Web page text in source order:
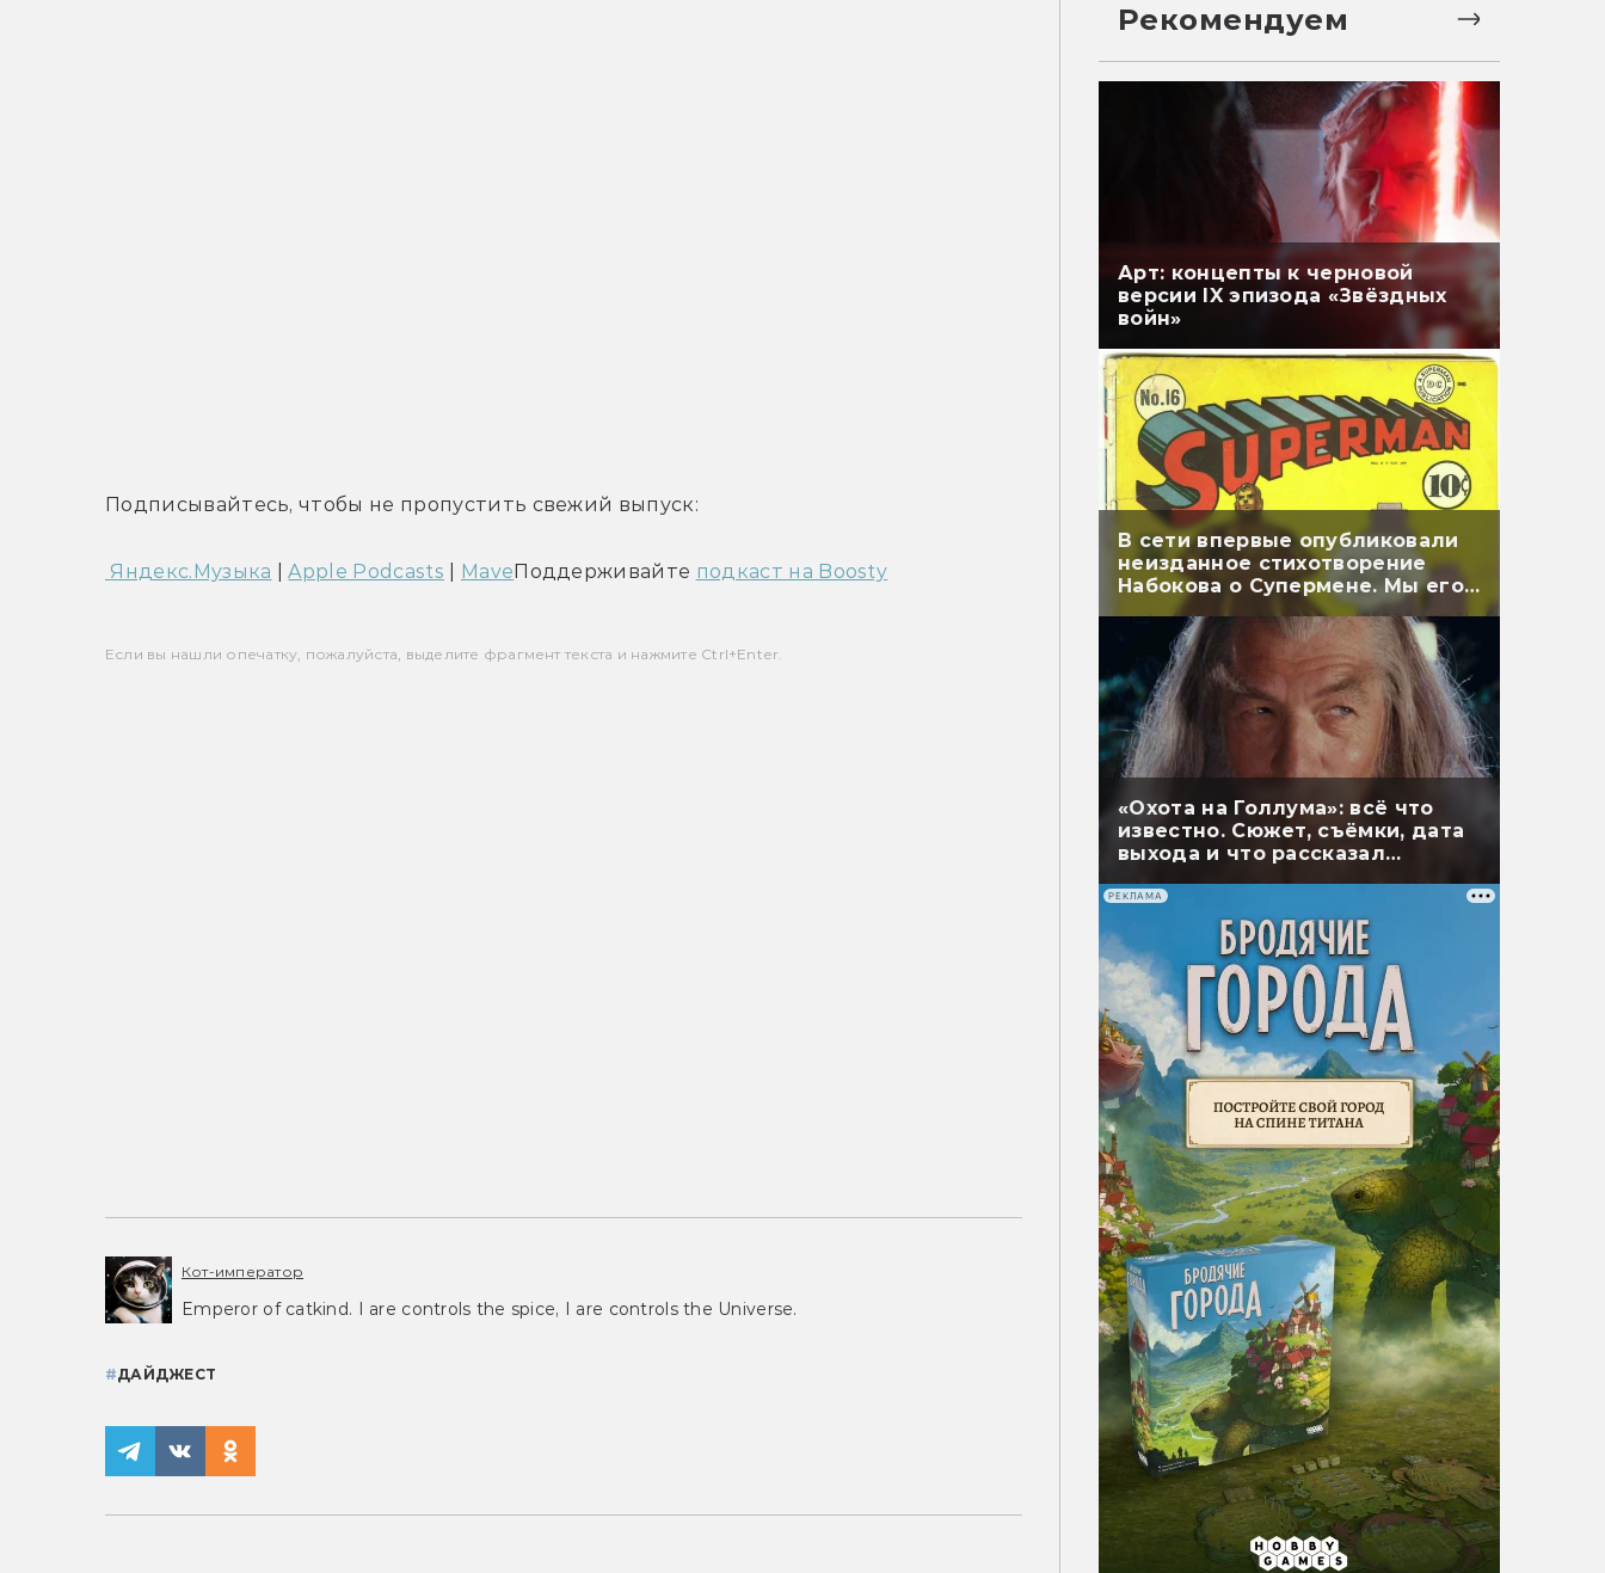
Подписывайтесь, чтобы не пропустить свежий выпуск:
Яндекс.Музыка | Apple Podcasts Mave Поддерживайте подкаст на Boosty
Если вы нашли опечатку, пожалуйста, выделите фрагмент текста и нажмите Ctrl+Enter.
Кот-император
Emperor of catkind. I are controls the spice, I are controls the Universe.
#ДАЙДЖЕСТ
Рекомендуем
Арт: концепты к черновой
версии IX эпизода «Звёздных
войн»
В сети впервые опубликовали
неизданное стихотворение
Набокова о Супермене. Мы его
перевели
«Охота на Голлума»: всё что
известно. Сюжет, съёмки, дата
выхода и что рассказал
РЕКЛАМА